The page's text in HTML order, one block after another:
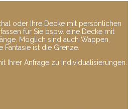
oder Ihre Decke mit persönlichen
für Sie bspw. eine Decke mit
Möglich sind auch Wappen,
Fantasie ist die Grenze.
Ihrer Anfrage zu Individualisierungen.